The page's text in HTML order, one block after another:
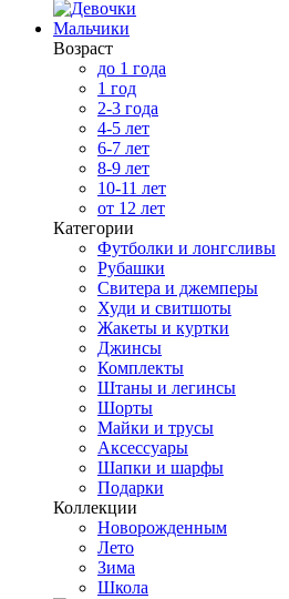
Мальчики
Возраст
до 1 года
1 год
2-3 года
4-5 лет
6-7 лет
8-9 лет
10-11 лет
от 12 лет
Категории
Футболки и лонгсливы
Рубашки
Свитера и джемперы
Худи и свитшоты
Жакеты и куртки
Джинсы
Комплекты
Штаны и легинсы
Шорты
Майки и трусы
Аксессуары
Шапки и шарфы
Подарки
Коллекции
Новорожденным
Лето
Зима
Школа